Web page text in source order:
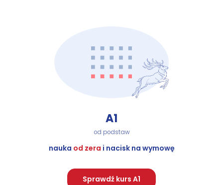
A1
od podstaw
nauka od zera i nacisk na wymowę
Sprawdź kurs A1